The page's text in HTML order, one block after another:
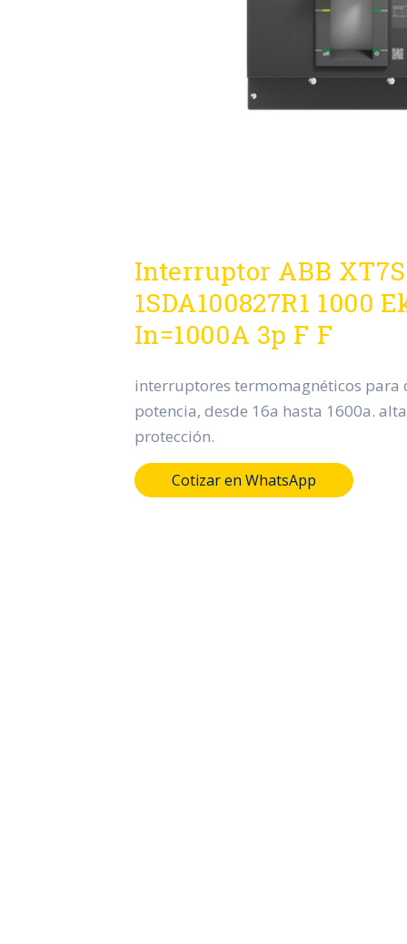
Interruptor ABB XT7S
1SDA100827R1 1000
In=1000A 3p F F
interruptores termomagnéticos para
potencia, desde 16a hasta 1600a.
protección.
Cotizar en WhatsApp